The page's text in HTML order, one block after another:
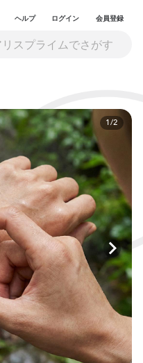
ヘルプ ログイン 会員登録
1/2